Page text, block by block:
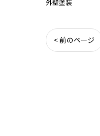
外壁塗装
< 前のページ